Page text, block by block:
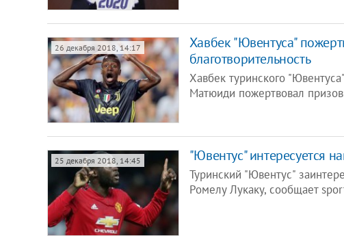
26 декабря 2018, 14:17
Хавбек "Ювентуса"
благотворительность
Хавбек туринского
Матюиди пожертвовал
25 декабря 2018, 14:45 "Ювентус" интересуется
Туринский "Ювентус"
Ромелу Лукаку, сообщает